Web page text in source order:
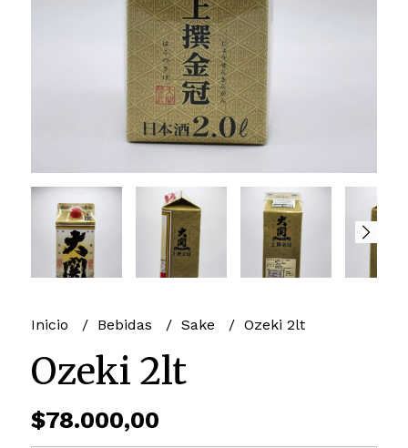
Inicio Bebidas Sake Ozeki 2lt
Ozeki 2lt
$78.000,00